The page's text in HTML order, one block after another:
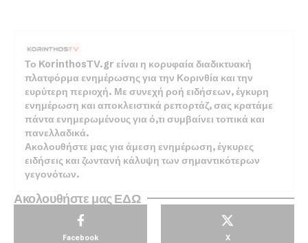
Το KorinthosTV.gr είναι η κορυφαία διαδικτυακή
πλατφόρμα ενημέρωσης για την Κορινθία και την
ευρύτερη περιοχή. Με συνεχή ροή ειδήσεων, έγκυρη
ενημέρωση και αποκλειστικά ρεπορτάζ, σας κρατάμε
πάντα ενημερωμένους για ό,τι συμβαίνει τοπικά και
πανελλαδικά.
Ακολουθήστε μας για άμεση ενημέρωση, έγκυρες
ειδήσεις και ζωντανή κάλυψη των σημαντικότερων
γεγονότων.
Ακολουθήστε μας ΕΔΩ
Facebook X